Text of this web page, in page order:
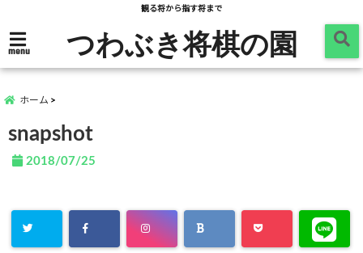
観る将から指す将まで
menu つわぶき将棋の園
ホーム
snapshot
2018/07/25